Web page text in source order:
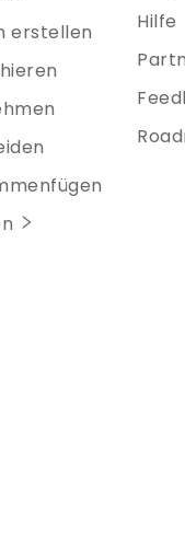
erstellen
Hilfe